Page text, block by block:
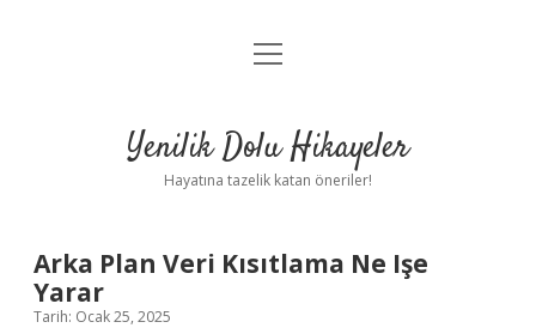
Anasayfa
Yasal Uyarı
menüyü
Yenilik Dolu Hikayeler
Hayatına tazelik katan öneriler!
Arka Plan Veri Kısıtlama Ne Işe
Yarar
Tarih: Ocak 25, 2025